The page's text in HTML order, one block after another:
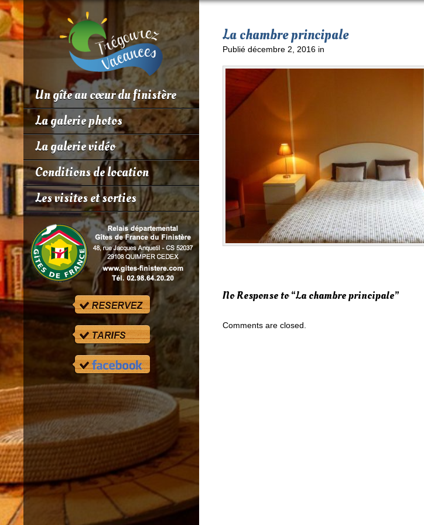
Un gîte au cœur du finistère
La galerie photos
La galerie vidéo
Conditions de location
Les visites et sorties
La chambre principale
Publié décembre 2, 2016 in
No Response to “La chambre principale”
Comments are closed.